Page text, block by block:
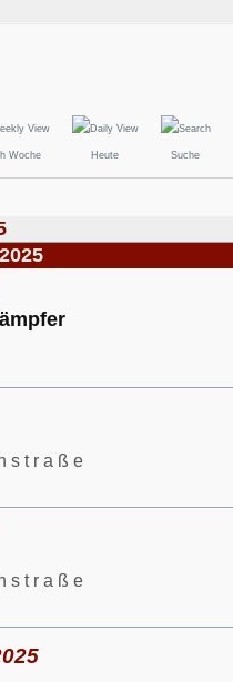
Woche Heute Suche
s t r a ß e
s t r a ß e